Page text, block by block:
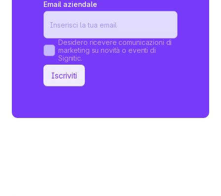
Email aziendale
Desidero ricevere comunicazioni di
marketing su novità o eventi di
Signitic.